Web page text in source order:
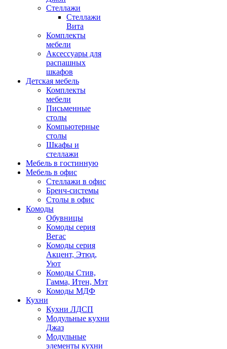
Стеллажи
Стеллажи
Вита
Комплекты
мебели
Аксессуары для
распашных
шкафов
Детская мебель
Комплекты
мебели
Письменные
столы
Компьютерные
столы
Шкафы и
стеллажи
Мебель в гостинную
Мебель в офис
Стеллажи в офис
Бренч-системы
Столы в офис
Комоды
Обувницы
Комоды серия
Вегас
Комоды серия
Акцент, Этюд,
Уют
Комоды Стив,
Гамма, Итен, Мэт
Комоды МДФ
Кухни
Кухни ЛДСП
Модульные кухни
Джаз
Модульные
элементы кухни